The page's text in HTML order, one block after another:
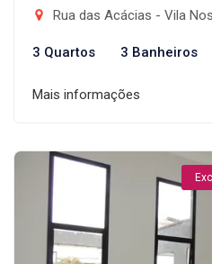
Rua das Acácias - Vila Nossa
3 Quartos 3 Banheiros
Mais informações